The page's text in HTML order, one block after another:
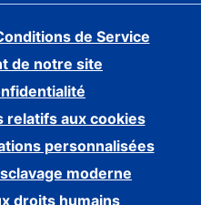
de Service
de notre site
relatifs aux cookies
personnalisées
moderne
droits humains